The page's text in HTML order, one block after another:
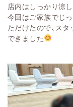
店内はしっかり涼
今回はご家族でじ
ただけたので、ス
できました